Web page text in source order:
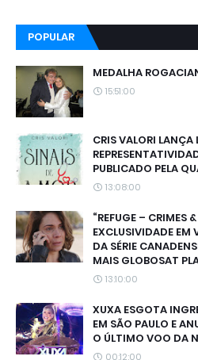
POPULAR
MEDALHA
15:51:00
CRIS VALORI LANÇA
PUBLICADO PELA
13:08:00
“REFUGE – CRIMES
EXCLUSIVIDADE EM
DA SÉRIE
MAIS GLOBOSAT
13:10:00
XUXA ESGOTA
EM SÃO PAULO E
O ÚLTIMO VOO DA
00:12:00